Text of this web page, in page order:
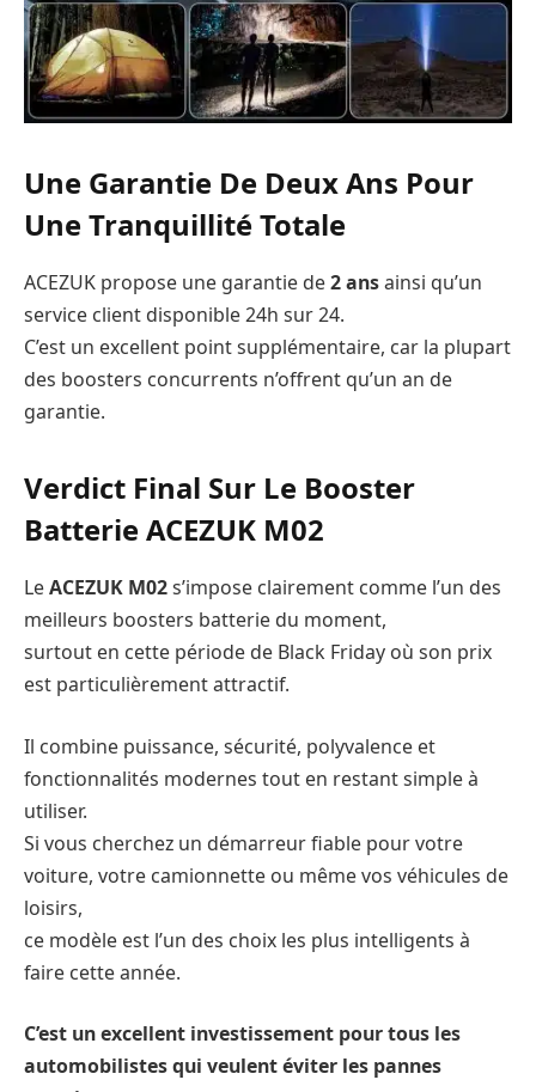
Une Garantie De Deux Ans Pour
Une Tranquillité Totale
ACEZUK propose une garantie de2 ansainsi qu’un
service client disponible 24h sur 24.
C’est un excellent point supplémentaire, car la plupart
des boosters concurrents n’offrent qu’un an de
garantie.
Verdict Final Sur Le Booster
Batterie ACEZUK M02
LeACEZUK M02s’impose clairement comme l’un des
meilleurs boosters batterie du moment,
surtout en cette période de Black Friday où son prix
est particulièrement attractif.
Il combine puissance, sécurité, polyvalence et
fonctionnalités modernes tout en restant simple à
utiliser.
Si vous cherchez un démarreur fiable pour votre
voiture, votre camionnette ou même vos véhicules de
loisirs,
ce modèle est l’un des choix les plus intelligents à
faire cette année.
C’est un excellent investissement pour tous les
automobilistes qui veulent éviter les pannes